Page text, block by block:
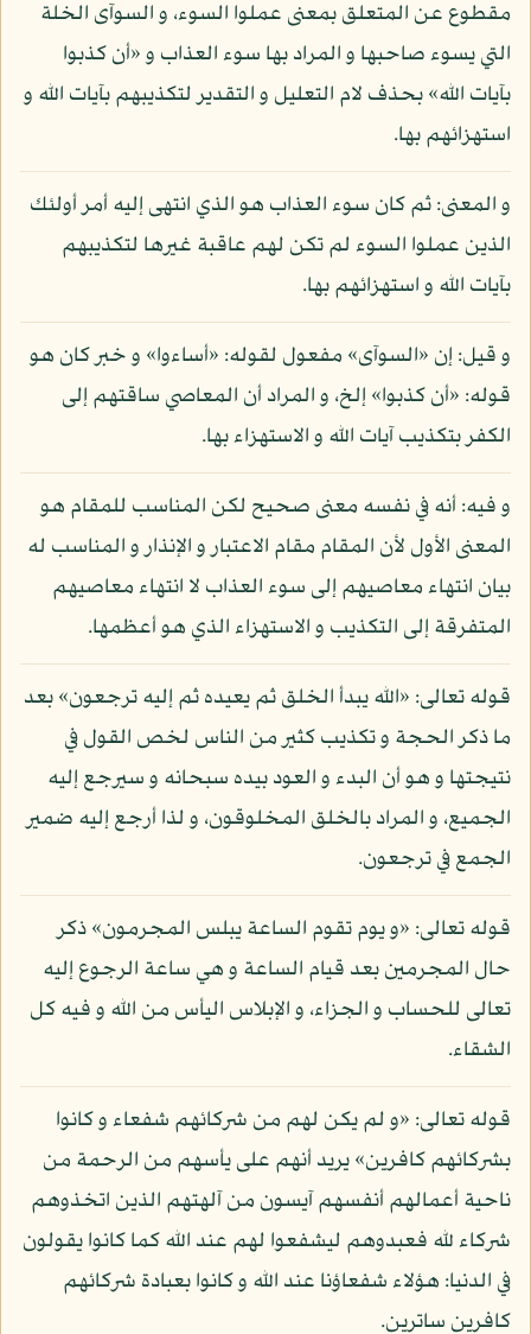
مقطوع عن المتعلق بمعنى عملوا السوء، و السوآى الخلة
التي يسوء صاحبها و المراد بها سوء العذاب و «أن كذبوا
بآيات الله» بحذف لام التعليل و التقدير لتكذيبهم بآيات الله و
استهزائهم بها.
و المعنى: ثم كان سوء العذاب هو الذي انتهى إليه أمر أولئك
الذين عملوا السوء لم تكن لهم عاقبة غيرها لتكذيبهم
بآيات الله و استهزائهم بها.
و قيل: إن «السوآى» مفعول لقوله: «أساءوا» و خبر كان هو
قوله: «أن كذبوا» إلخ، و المراد أن المعاصي ساقتهم إلى
الكفر بتكذيب آيات الله و الاستهزاء بها.
و فيه: أنه في نفسه معنى صحيح لكن المناسب للمقام هو
المعنى الأول لأن المقام مقام الاعتبار و الإنذار و المناسب له
بيان انتهاء معاصيهم إلى سوء العذاب لا انتهاء معاصيهم
المتفرقة إلى التكذيب و الاستهزاء الذي هو أعظمها.
قوله تعالى: «الله يبدأ الخلق ثم يعيده ثم إليه ترجعون» بعد
ما ذكر الحجة و تكذيب كثير من الناس لخص القول في
نتيجتها و هو أن البدء و العود بيده سبحانه و سيرجع إليه
الجميع، و المراد بالخلق المخلوقون، و لذا أرجع إليه ضمير
الجمع في ترجعون.
قوله تعالى: «و يوم تقوم الساعة يبلس المجرمون» ذكر
حال المجرمين بعد قيام الساعة و هي ساعة الرجوع إليه
تعالى للحساب و الجزاء، و الإبلاس اليأس من الله و فيه كل
الشقاء.
قوله تعالى: «و لم يكن لهم من شركائهم شفعاء و كانوا
بشركائهم كافرين» يريد أنهم على يأسهم من الرحمة من
ناحية أعمالهم أنفسهم آيسون من آلهتهم الذين اتخذوهم
شركاء لله فعبدوهم ليشفعوا لهم عند الله كما كانوا يقولون
في الدنيا: هؤلاء شفعاؤنا عند الله و كانوا بعبادة شركائهم
كافرين ساترين.